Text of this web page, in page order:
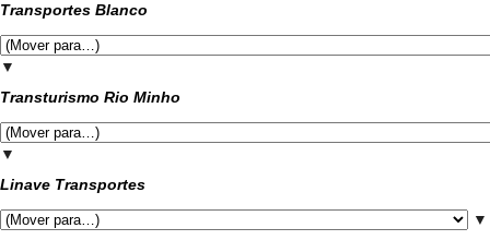
Transportes Blanco
▼
Transturismo Rio Minho
▼
Linave Transportes
▼